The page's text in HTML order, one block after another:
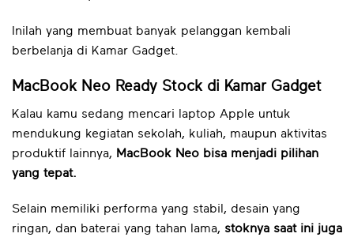
Inilah yang membuat banyak pelanggan kembali
berbelanja di Kamar Gadget.
MacBook Neo Ready Stock di Kamar Gadget
Kalau kamu sedang mencari laptop Apple untuk
mendukung kegiatan sekolah, kuliah, maupun aktivitas
produktif lainnya, MacBook Neo bisa menjadi pilihan
yang tepat.
Selain memiliki performa yang stabil, desain yang
ringan, dan baterai yang tahan lama, stoknya saat ini juga